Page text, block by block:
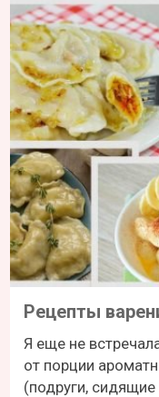
Рецепты
Я еще не
от порции
(подруги, сидящие